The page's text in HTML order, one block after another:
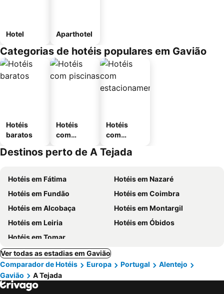
Hotel Aparthotel
Categorias de hotéis populares em Gavião
Hotéis
baratos
Hotéis
com
Hotéis
com
mento
Destinos perto de A Tejada
Hotéis em Fátima
Hotéis em Nazaré
Hotéis em Fundão
Hotéis em Coimbra
Hotéis em Alcobaça
Hotéis em Montargil
Hotéis em Leiria
Hotéis em Óbidos
Hotéis em Tomar
Ver todas as estadias em Gavião
Comparador de Hotéis
Europa Portugal
Alentejo
Gavião
A Tejada